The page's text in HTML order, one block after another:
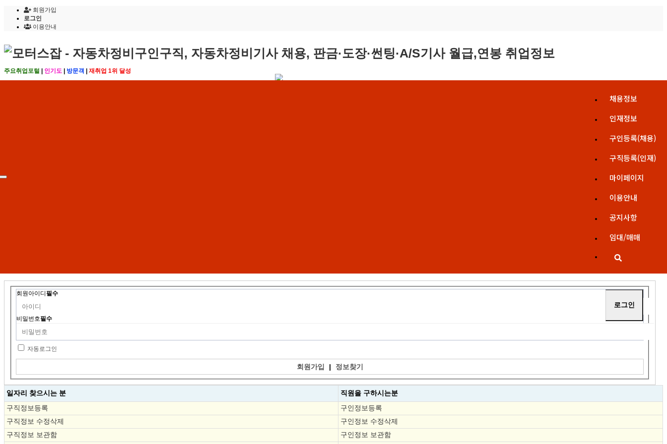
회원가입
로그인
이용안내
주요취업포털 인기도 방문객 재취업 1위 달성
채용정보
인재정보
구인등록(채용)
구직등록(인재)
마이페이지
이용안내
공지사항
임대/매매
회원아이디 필수
비밀번호필수
자동로그인
회원가입 | 정보찾기
일자리 찾으시는 분 직원을 구하시는분
구직정보등록
구인정보등록
구직정보 수정삭제
구인정보 수정삭제
구직정보 보관함
구인정보 보관함